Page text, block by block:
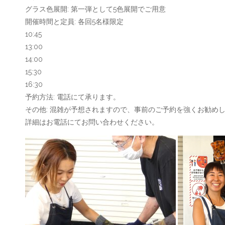
グラス色展開: 第一弾として5色展開でご用意
開催時間と定員: 各回5名様限定
10:45
13:00
14:00
15:30
16:30
予約方法: 電話にて承ります。
その他: 混雑が予想されますので、事前のご予約を強くお勧め
詳細はお電話にてお問い合わせください。